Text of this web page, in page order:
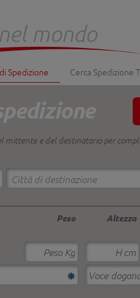
mondo
Spedizione Cerca Spedizione
mittente e del destinatario per
Città di destinazione
Peso Altezza